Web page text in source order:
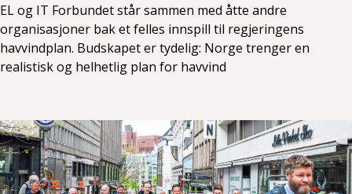
EL og IT Forbundet står sammen med åtte andre
organisasjoner bak et felles innspill til regjeringens
havvindplan. Budskapet er tydelig: Norge trenger en
realistisk og helhetlig plan for havvind